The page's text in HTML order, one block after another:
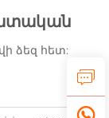
ձեզ հետ: